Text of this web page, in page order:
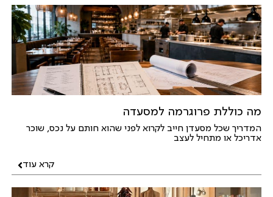
מה כוללת פרוגרמה למסעדה
המדריך שכל מסעדן חייב לקרוא לפני שהוא חותם על נכס, שוכר
אדריכל או מתחיל לעצב
קרא עוד